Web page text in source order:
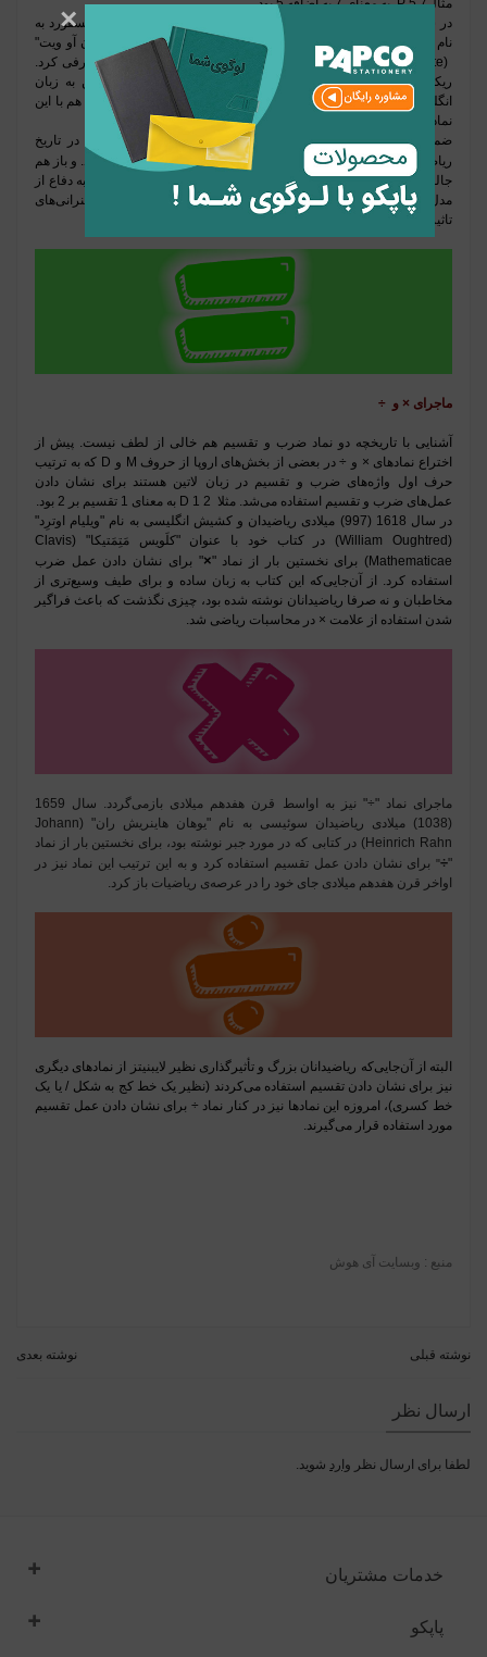
مثال7 P 5 بهمعنای 7 به اضافه 5 بود
.
در سال 1557 (936) میلادی، ریاضیدان انگلیسی و استاد دانشگاه آکسفورد به
نام
رابرت ریکور"
(Robert Recorde) در کتاب خود باعنوان وِتستون آو ویت"
(Whetstone of Witte)
دو علامت + و - را به ریاضیدانان انگلستان معرفی کرد.
ریکورد برخلاف سنت معمول آن زمان، کتاب خود را به جای لاتین به زبان
انگلیسی نوشت. همین امر سبب شد علاوه بر ریاضیدانان، مردم عادی هم با این
نمادگذاری جدید آشنا شوند.
ضمنا جالب است بدانید ریکورد در همین کتاب، برای نخستین بار در تاریخ
ریاضیات، از نماد"
=
"برای نشان دادن مفهوم"مساوی"نیز استفاده کرد. و باز هم
جالب است بدانید ریکورد یکی از نخستین دانشمندان انگلیسی بود که به دفاع از
مدل خورشید مرکزی کوپرنیک در اخترشناسی پرداخت و سخنرانی‌های
تاثیرگذاری را در این مورد در محافل مختلف علمی و عمومی ایراد کرد
ماجرای × و ÷
آشنایی با تاریخچه‌ دو نماد ضرب و تقسیم هم خالی از لطف نیست. پیش از
اختراع نمادهای × و ÷ در بعضی از بخش‌های اروپا از حروف
و
که به ترتیب
حرف اول واژه‌های ضرب و تقسیم در زبان لاتین هستند برای نشان دادن
عمل‌های ضرب و تقسیم استفاده می‌شد. مثلا 2 D 1 به معنای 1 تقسیم بر 2 بود
.
در سال 1618 (997) میلادی ریاضیدان و کشیش انگلیسی به نام
"ویلیام اوترِد"
(William Oughtred)
در کتاب خود با عنوان"کلَویس مَتِمَتیکا"
(Clavis
Mathematicae)
برای نخستین بار از نماد"
×
" برای نشان دادن عمل ضرب
استفاده کرد. از آن‌جایی‌که این کتاب به زبان ساده و برای طیف وسیع‌تری از
مخاطبان و نه صرفا ریاضیدانان نوشته شده بود، چیزی نگذشت که باعث فراگیر
شدن استفاده از علامت × در محاسبات ریاضی شد.
ماجرای نماد"
÷
"
نیز به اواسط قرن هفدهم میلادی بازمی‌گردد. سال 1659
(1038) میلادی ریاضیدان سوئیسی به نام
"یوهان هاینریش ران"
(Johann
Heinrich Rahn)
در کتابی که در مورد جبر نوشته بود، برای نخستین بار از نماد
"
÷
" برای نشان دادن عمل تقسیم استفاده کرد و به این ترتیب این نماد نیز در
اواخر قرن هفدهم میلادی جای خود را در عرصه‌ی ریاضیات باز کرد.
البته از آن‌جایی‌که ریاضیدانان بزرگ و تأثیرگذاری نظیر لایبنیتز از نمادهای دیگری
نیز برای نشان دادن تقسیم استفاده می‌کردند (نظیر یک خط کج به شکل / یا یک
خط کسری)، امروزه این نمادها نیز در کنار نماد ÷ برای نشان دادن عمل تقسیم
مورد استفاده قرار می‌گیرند.
منبع : وبسایت آی هوش
نوشته قبلی نوشته بعدی
ارسال نظر
لطفا برای ارسال نظر وارد شوید.
خدمات مشتریان
پاپکو
×